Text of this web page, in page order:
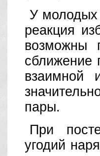
У молодых
реакция
возможны
сближение
взаимной
пары.
При
угодий